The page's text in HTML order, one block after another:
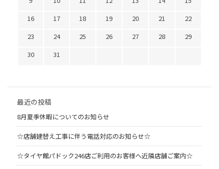
16
17 18 19 20 21
22
23
24 25 26 27 28
29
30
31
最近の投稿
8月夏季休暇についてのお知らせ
☆店舗建替え工事に伴う電話対応のお知らせ☆
☆タイヤ館パドック246店ご利用のお客様へ近隣店舗ご案内☆